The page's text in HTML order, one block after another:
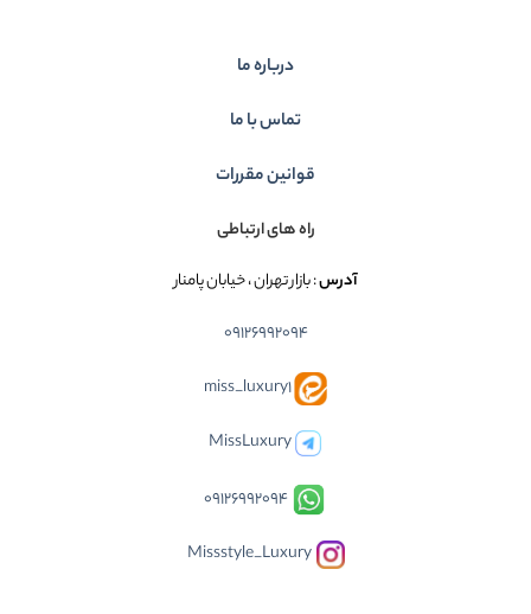
درباره ما
تماس با ما
قوانین مقررات
راه های ارتباطی
آدرس: بازار تهران ، خیابان پامنار
09126992094
miss_luxury1
MissLuxury
09126992094
Missstyle_Luxury